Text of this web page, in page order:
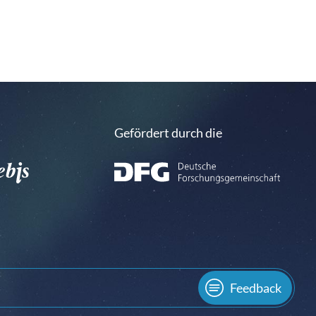
Gefördert durch die
Feedback